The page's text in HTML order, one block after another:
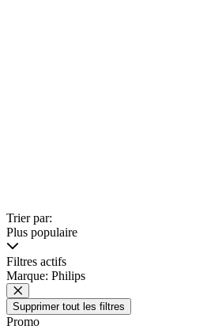
Trier par:
Plus populaire
Filtres actifs
Marque: Philips
Supprimer tout les filtres
Promo